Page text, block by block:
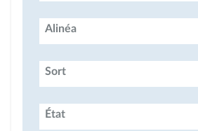
Alinéa
Sort
État